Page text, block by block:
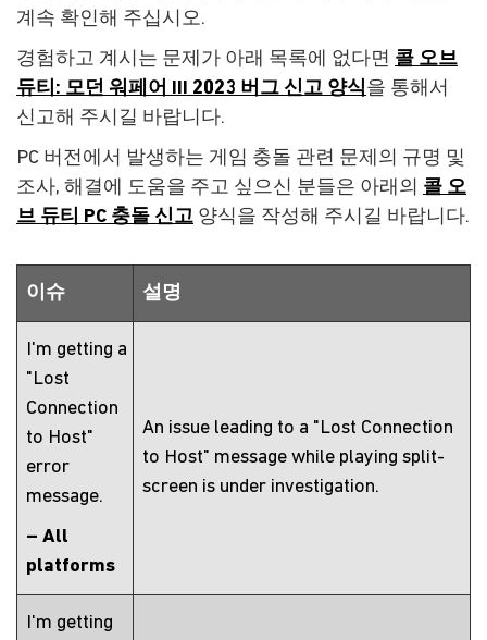
계속 확인해 주십시오.
경험하고 계시는 문제가 아래 목록에 없다면 콜 오브
듀티: 모던 워페어 III 2023 버그 신고 양식을 통해서
신고해 주시길 바랍니다.
PC 버전에서 발생하는 게임 충돌 관련 문제의 규명 및
조사, 해결에 도움을 주고 싶으신 분들은 아래의 콜 오
브 듀티 PC 충돌 신고 양식을 작성해 주시길 바랍니다.
이슈 설명
I'm getting a
"Lost
Connection
to Host"
error
message.
– All
platforms
An issue leading to a "Lost Connection
to Host" message while playing split-
screen is under investigation.
I'm getting